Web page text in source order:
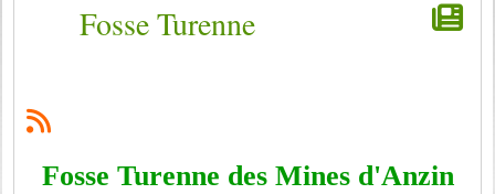
Fosse Turenne
Fosse Turenne des Mines d'Anzin